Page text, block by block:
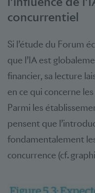
concurrentiel
Si l’étude du Forum
que l’IA est
financier, sa lecture
en ce qui concerne
Parmi les
pensent que
fondamentalement
concurrence (cf.